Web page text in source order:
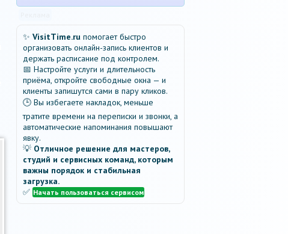
✨ VisitTime.ru помогает быстро
организовать онлайн-запись клиентов и
держать расписание под контролем.
📅 Настройте услуги и длительность
приёма, откройте свободные окна — и
клиенты запишутся сами в пару кликов.
🕒 Вы избегаете накладок, меньше
тратите времени на переписки и звонки, а
автоматические напоминания повышают
явку.
💡 Отличное решение для мастеров,
студий и сервисных команд, которым
важны порядок и стабильная
загрузка.
✅ Начать пользоваться сервисом